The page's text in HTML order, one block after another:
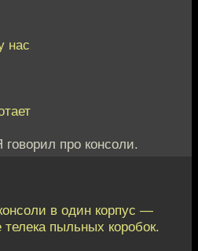
нас
про консоли.
в один корпус —
пыльных коробок.